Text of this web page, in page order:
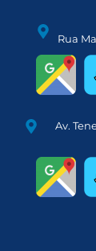
Rua
Av.